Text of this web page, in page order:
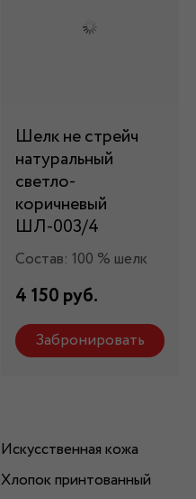
Шелк не стрейч
натуральный
светло-
коричневый
ШЛ-003/4
Состав: 100 % шелк
4 150 руб.
Забронировать
Искусственная кожа
Хлопок принтованный